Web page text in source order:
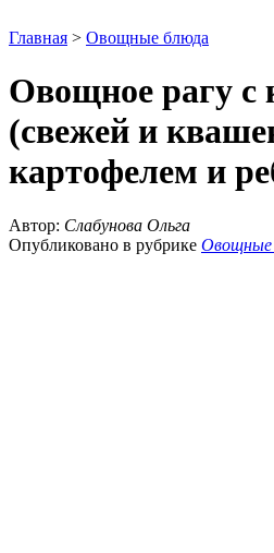
Главная > Овощные блюда
Овощное рагу с
(свежей и
картофелем и
Автор: Слабунова Ольга
Опубликовано в рубрике Овощные